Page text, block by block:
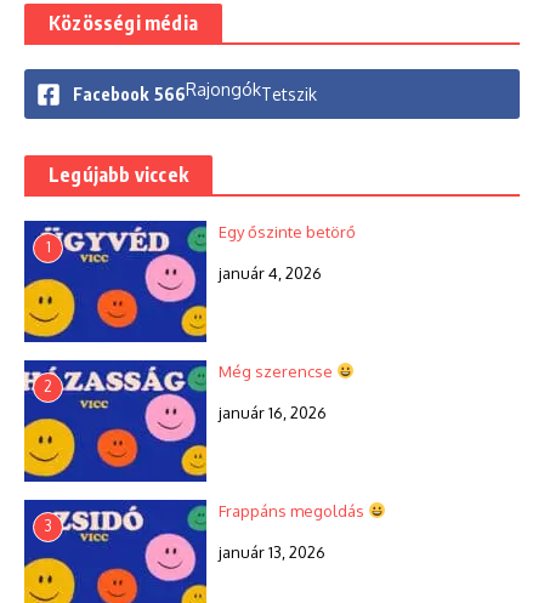
Közösségi média
Facebook 566RajongókTetszik
Legújabb viccek
1
Egy őszinte betörő
január 4, 2026
2
Még szerencse
január 16, 2026
3
Frappáns megoldás
január 13, 2026